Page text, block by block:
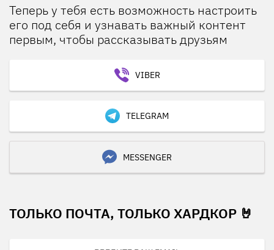
Теперь у тебя есть возможность настроить
его под себя и узнавать важный контент
первым, чтобы рассказывать друзьям
VIBER
TELEGRAM
MESSENGER
ТОЛЬКО ПОЧТА, ТОЛЬКО ХАРДКОР 🤘